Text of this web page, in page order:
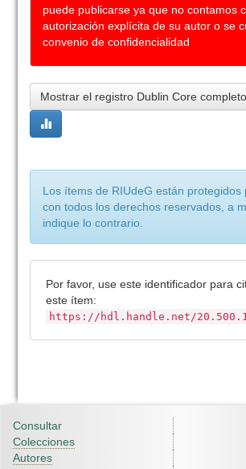
puede publicarse ya que no contamos
autorización explícita de su autor o se
convenio de confidencialidad
Mostrar el registro Dublin Core
Los ítems de RIUdeG están protegidos
con todos los derechos reservados, a
indique lo contrario.
Por favor, use este identificador para
este ítem:
https://hdl.handle.net/
Consultar
Colecciones
Autores